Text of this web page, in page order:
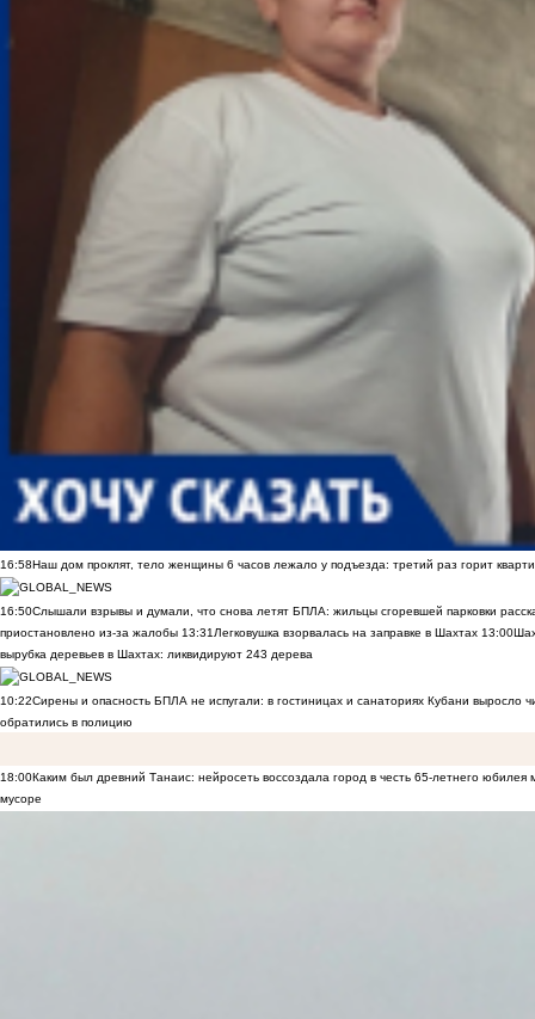
16:58Наш дом проклят, тело женщины 6 часов лежало у подъезда: третий раз горит
16:50Слышали взрывы и думали, что снова летят БПЛА: жильцы сгоревшей парковки
приостановлено из-за жалобы 13:31 Легковушка взорвалась на заправке в Шахтах 13:00
вырубка деревьев в Шахтах: ликвидируют 243 дерева
10:22Сирены и опасность БПЛА не испугали: в гостиницах и санаториях Кубани выросло
обратились в полицию
18:00Каким был древний Танаис: нейросеть воссоздала город в честь 65-летнего юбилея
мусоре